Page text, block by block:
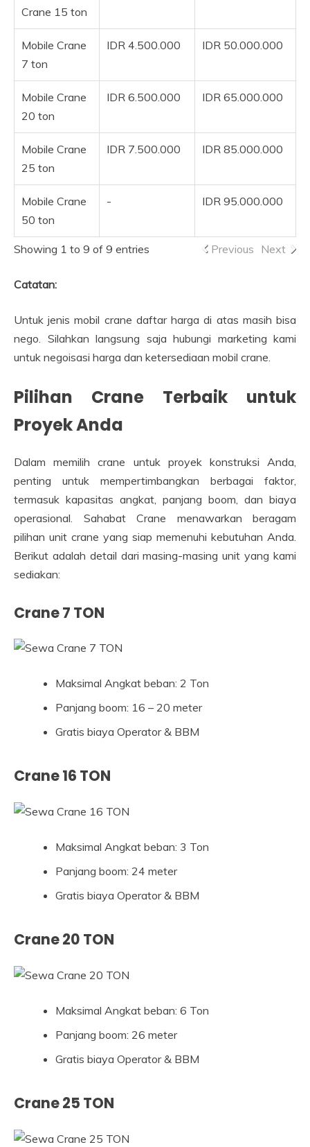
Crane 15 ton
Mobile Crane
7 ton
IDR 4.500.000 IDR 50.000.000
Mobile Crane
20 ton
IDR 6.500.000 IDR 65.000.000
Mobile Crane
25 ton
IDR 7.500.000 IDR 85.000.000
Mobile Crane
50 ton
- IDR 95.000.000
Showing 1 to 9 of 9 entries Previous Next
Catatan:
Untuk jenis mobil crane daftar harga di atas masih bisa
nego. Silahkan langsung saja hubungi marketing kami
untuk negoisasi harga dan ketersediaan mobil crane.
Pilihan Crane Terbaik untuk
Proyek Anda
Dalam memilih crane untuk proyek konstruksi Anda,
penting untuk mempertimbangkan berbagai faktor,
termasuk kapasitas angkat, panjang boom, dan biaya
operasional. Sahabat Crane menawarkan beragam
pilihan unit crane yang siap memenuhi kebutuhan Anda.
Berikut adalah detail dari masing-masing unit yang kami
sediakan:
Crane 7 TON
Maksimal Angkat beban: 2 Ton
Panjang boom: 16 – 20 meter
Gratis biaya Operator & BBM
Crane 16 TON
Maksimal Angkat beban: 3 Ton
Panjang boom: 24 meter
Gratis biaya Operator & BBM
Crane 20 TON
Maksimal Angkat beban: 6 Ton
Panjang boom: 26 meter
Gratis biaya Operator & BBM
Crane 25 TON